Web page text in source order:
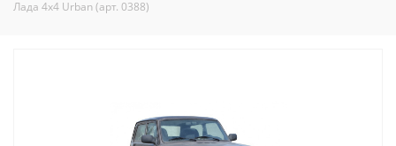
Лада 4x4 Urban (арт. 0388)